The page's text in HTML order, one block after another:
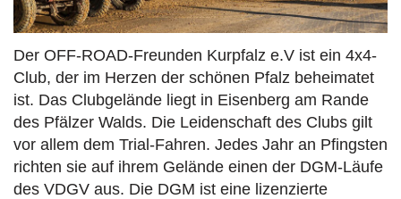
Der OFF-ROAD-Freunden Kurpfalz e.V ist ein 4x4-
Club, der im Herzen der schönen Pfalz beheimatet
ist. Das Clubgelände liegt in Eisenberg am Rande
des Pfälzer Walds. Die Leidenschaft des Clubs gilt
vor allem dem Trial-Fahren. Jedes Jahr an Pfingsten
richten sie auf ihrem Gelände einen der DGM-Läufe
des VDGV aus. Die DGM ist eine lizenzierte